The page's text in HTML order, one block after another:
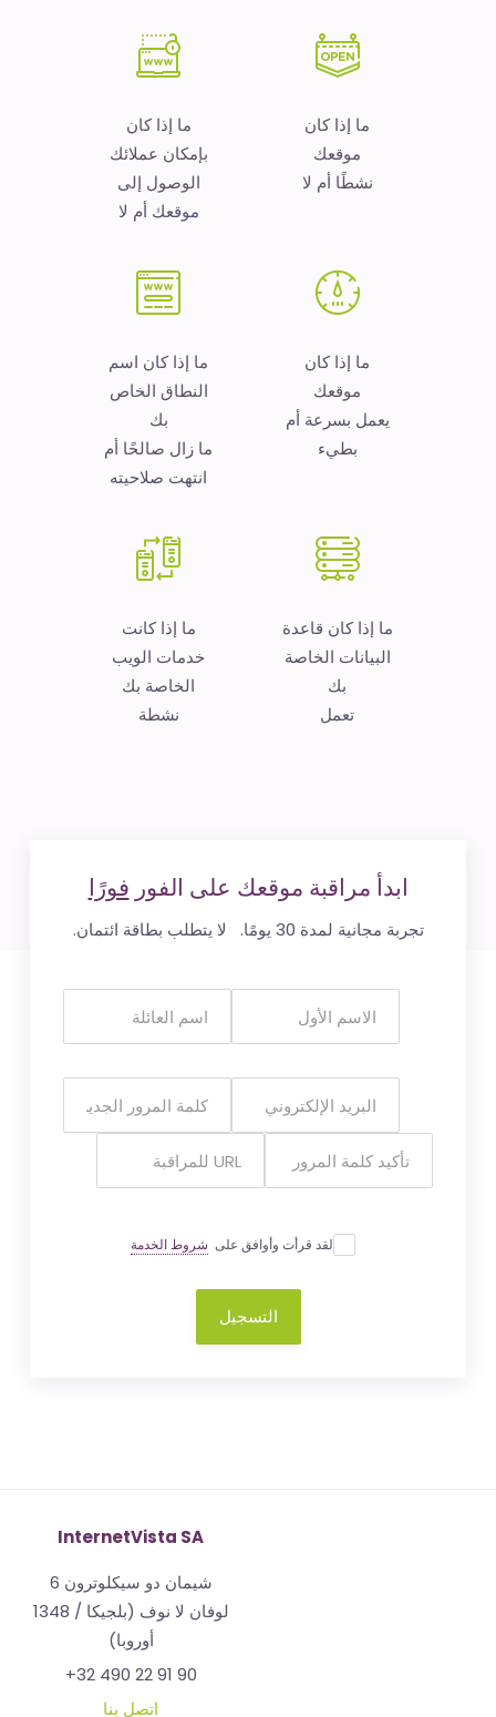
ما إذا كان
موقعك
نشطًا أم لا
ما إذا كان
بإمكان عملائك
الوصول إلى
موقعك أم لا
ما إذا كان
موقعك
يعمل بسرعة أم
بطيء
ما إذا كان اسم
النطاق الخاص
بك
ما زال صالحًا أم
انتهت صلاحيته
ما إذا كان قاعدة
البيانات الخاصة
بك
تعمل
ما إذا كانت
خدمات الويب
الخاصة بك
نشطة
ابدأ مراقبة موقعك على الفورفورًا
تجربة مجانية لمدة 30 يومًا. لا يتطلب بطاقة ائتمان.
لقد قرأت وأوافق علىشروط الخدمة
التسجيل
InternetVista SA
شيمان دو سيكلوترون 6
1348 لوفان لا نوف (بلجيكا /
أوروبا)
+32 490 22 91 90
اتصل بنا